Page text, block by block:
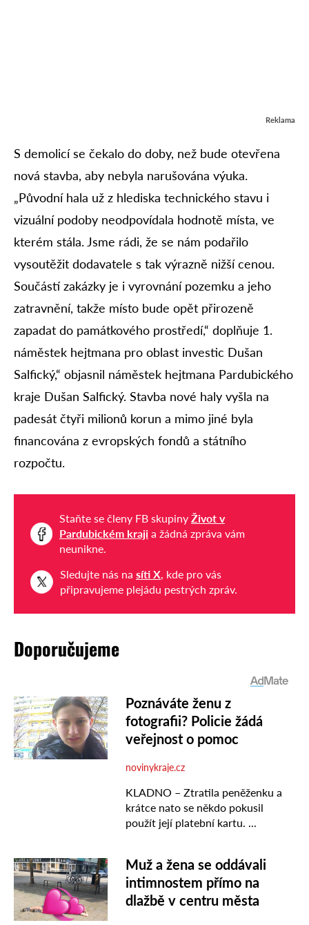
Reklama
S demolicí se čekalo do doby, než bude otevřena
nová stavba, aby nebyla narušována výuka.
„Původní hala už z hlediska technického stavu i
vizuální podoby neodpovídala hodnotě místa, ve
kterém stála. Jsme rádi, že se nám podařilo
vysoutěžit dodavatele s tak výrazně nižší cenou.
Součástí zakázky je i vyrovnání pozemku a jeho
zatravnění, takže místo bude opět přirozeně
zapadat do památkového prostředí,“ doplňuje 1.
náměstek hejtmana pro oblast investic Dušan
Salfický,“ objasnil náměstek hejtmana Pardubického
kraje Dušan Salfický. Stavba nové haly vyšla na
padesát čtyři milionů korun a mimo jiné byla
financována z evropských fondů a státního
rozpočtu.
Staňte se členy FB skupiny Život v
Pardubickém kraji a žádná zpráva vám
neunikne.
Sledujte nás na síti X, kde pro vás
připravujeme plejádu pestrých zpráv.
Doporučujeme